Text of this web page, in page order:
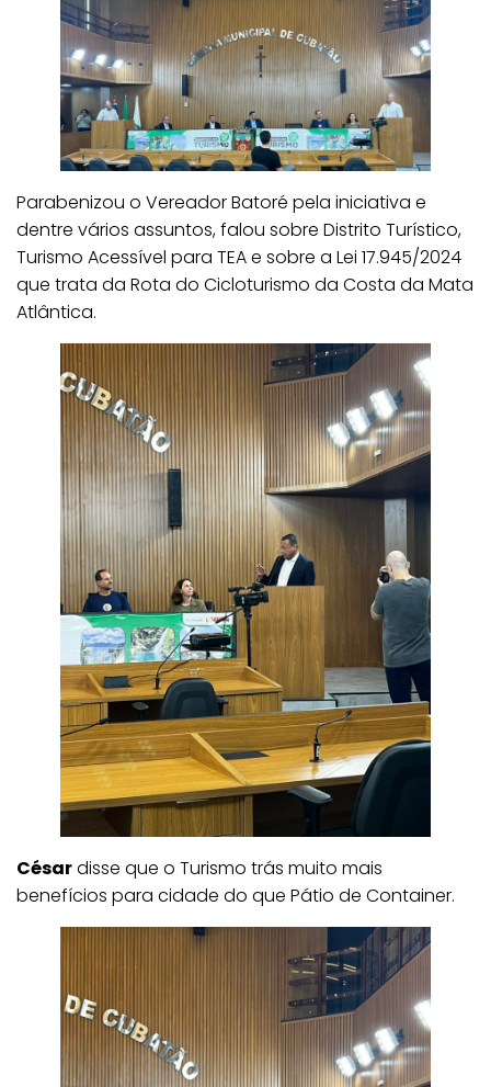
Parabenizou o Vereador Batoré pela iniciativa e
dentre vários assuntos, falou sobre Distrito Turístico,
Turismo Acessível para TEA e sobre a Lei 17.945/2024
que trata da Rota do Cicloturismo da Costa da Mata
Atlântica.
Césardisse que o Turismo trás muito mais
benefícios para cidade do que Pátio de Container.